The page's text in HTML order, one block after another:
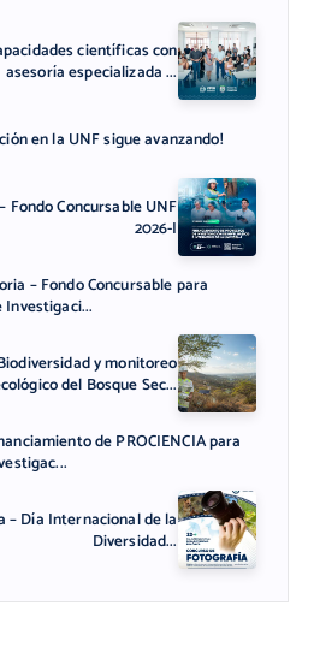
científicas con
asesoría especializada ...
en la UNF sigue avanzando!
Fondo Concursable UNF
2026-I
– Fondo Concursable para
y monitoreo
del Bosque Sec...
de PROCIENCIA para
– Día Internacional de la
Diversidad...